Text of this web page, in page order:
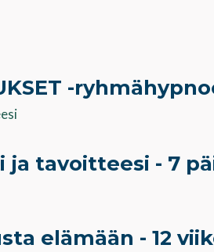
-
ja tavoitteesi - 7
elämään - 12